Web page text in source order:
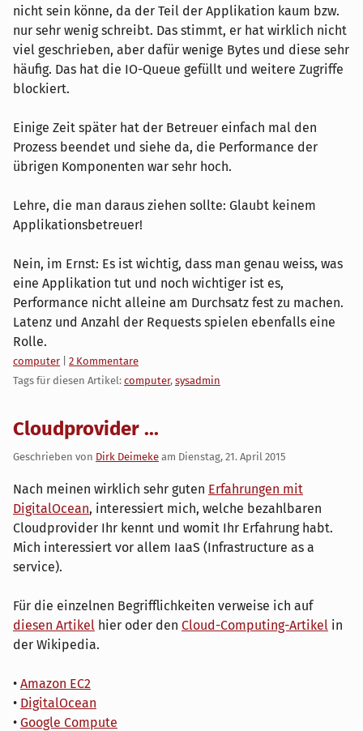
nicht sein könne, da der Teil der Applikation kaum bzw.
nur sehr wenig schreibt. Das stimmt, er hat wirklich nicht
viel geschrieben, aber dafür wenige Bytes und diese sehr
häufig. Das hat die IO-Queue gefüllt und weitere Zugriffe
blockiert.
Einige Zeit später hat der Betreuer einfach mal den
Prozess beendet und siehe da, die Performance der
übrigen Komponenten war sehr hoch.
Lehre, die man daraus ziehen sollte: Glaubt keinem
Applikationsbetreuer!
Nein, im Ernst: Es ist wichtig, dass man genau weiss, was
eine Applikation tut und noch wichtiger ist es,
Performance nicht alleine am Durchsatz fest zu machen.
Latenz und Anzahl der Requests spielen ebenfalls eine
Rolle.
Kategorien:
computer
2 Kommentare
Tags für diesen Artikel: computer, sysadmin
Cloudprovider ...
Geschrieben von Dirk Deimeke am Dienstag, 21. April 2015
Nach meinen wirklich sehr guten Erfahrungen mit
DigitalOcean, interessiert mich, welche bezahlbaren
Cloudprovider Ihr kennt und womit Ihr Erfahrung habt.
Mich interessiert vor allem IaaS (Infrastructure as a
service).
Für die einzelnen Begrifflichkeiten verweise ich auf
diesen Artikel hier oder den Cloud-Computing-Artikel in
der Wikipedia.
• Amazon EC2
• DigitalOcean
• Google Compute